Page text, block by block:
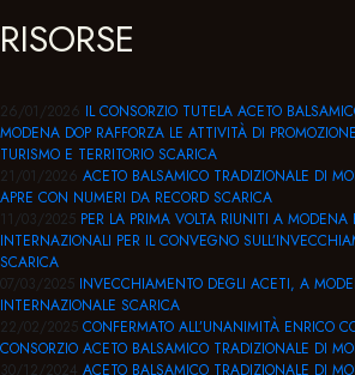
RISORSE
26/01/2026 IL CONSORZIO TUTELA ACETO
MODENA DOP RAFFORZA LE ATTIVITÀ DI
TURISMO E TERRITORIO SCARICA
21/01/2026 ACETO BALSAMICO TRADIZIONALE DI
APRE CON NUMERI DA RECORD SCARICA
11/03/2025 PER LA PRIMA VOLTA RIUNITI A MODENA
INTERNAZIONALI PER IL CONVEGNO
SCARICA
07/03/2025 INVECCHIAMENTO DEGLI ACETI, A
INTERNAZIONALE SCARICA
22/02/2025 CONFERMATO ALL’UNANIMITÀ ENRICO
CONSORZIO ACETO BALSAMICO TRADIZIONALE DI
30/12/2024 ACETO BALSAMICO TRADIZIONALE DI